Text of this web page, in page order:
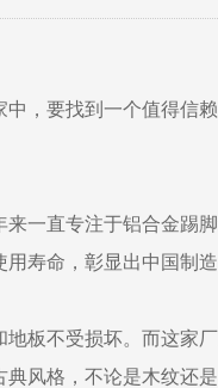
，要找到一个值得信
一直专注于铝合金踢
寿命，彰显出中国制造
板不受损坏。而这家
风格，不论是木纹还